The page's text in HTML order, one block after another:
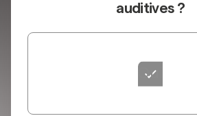
auditives ?
Oui